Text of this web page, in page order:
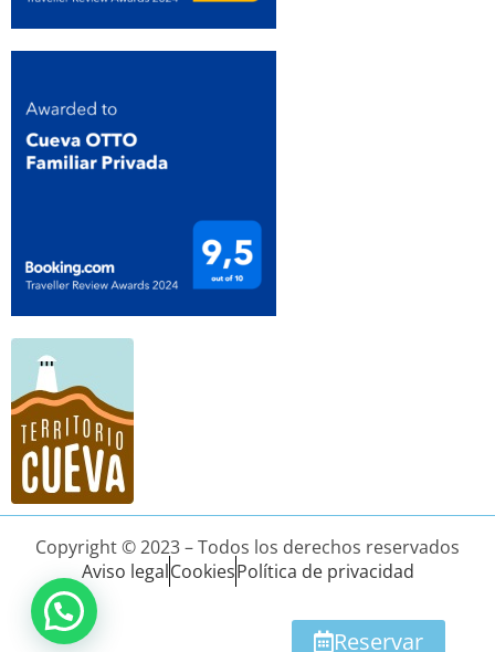
Reservar
Copyright © 2023 – Todos los derechos reservados
Aviso legalCookiesPolítica de privacidad